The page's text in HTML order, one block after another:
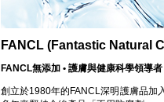
FANCL (Fantastic Natural
FANCL無添加 • 護膚與健康科學領導者
創立於1980年的FANCL深明護膚品加